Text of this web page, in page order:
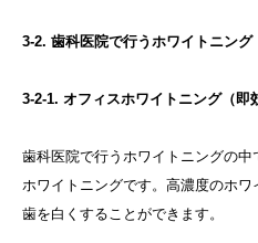
3-2. 歯科医院で行うホワイトニング
3-2-1. オフィスホワイトニング（即
歯科医院で行うホワイトニングの
ホワイトニングです。高濃度のホ
歯を白くすることができます。